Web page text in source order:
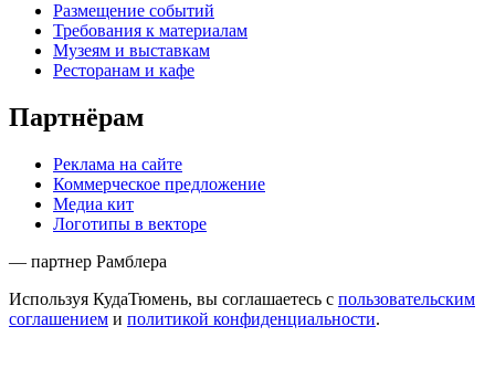
Размещение событий
Требования к материалам
Музеям и выставкам
Ресторанам и кафе
Партнёрам
Реклама на сайте
Коммерческое предложение
Медиа кит
Логотипы в векторе
— партнер Рамблера
Используя КудаТюмень, вы соглашаетесь с пользовательским
соглашением и политикой конфиденциальности.